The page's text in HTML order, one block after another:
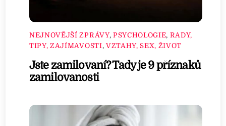
NEJNOVĚJŠÍ ZPRÁVY, PSYCHOLOGIE, RADY,
TIPY, ZAJÍMAVOSTI, VZTAHY, SEX, ŽIVOT
Jste zamilovaní? Tady je 9 příznaků
zamilovanosti